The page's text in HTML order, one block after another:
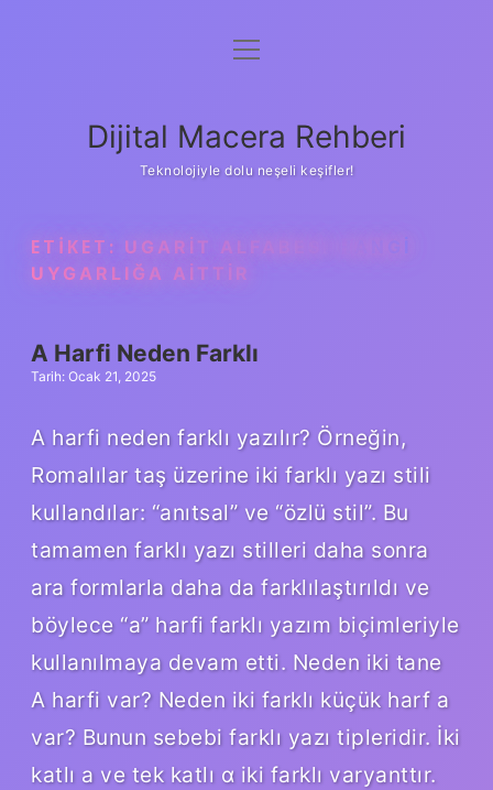
Anasayfa
Yasal Uyarı
menüyü
Dijital Macera Rehberi
Teknolojiyle dolu neşeli keşifler!
ETIKET: UGARIT ALFABESI HANGI
UYGARLIĞA AITTIR
A Harfi Neden Farklı
Tarih: Ocak 21, 2025
A harfi neden farklı yazılır? Örneğin,
Romalılar taş üzerine iki farklı yazı stili
kullandılar: “anıtsal” ve “özlü stil”. Bu
tamamen farklı yazı stilleri daha sonra
ara formlarla daha da farklılaştırıldı ve
böylece “a” harfi farklı yazım biçimleriyle
kullanılmaya devam etti. Neden iki tane
A harfi var? Neden iki farklı küçük harf a
var? Bunun sebebi farklı yazı tipleridir. İki
katlı a ve tek katlı ɑ iki farklı varyanttır.